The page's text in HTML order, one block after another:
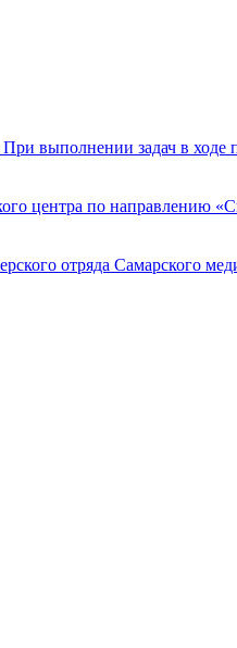
выполнении задач в
центра по
отряда Самарского